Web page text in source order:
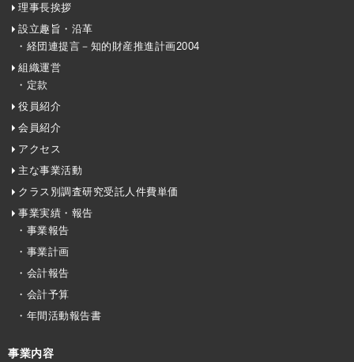
理事長挨拶
設立趣旨・沿革
・経団連提言－知的財産推進計画2004
組織運営
・定款
役員紹介
会員紹介
アクセス
主な事業活動
クラス別調査研究受託人件費単価
事業実績・報告
・事業報告
・事業計画
・会計報告
・会計予算
・年間活動報告書
事業内容